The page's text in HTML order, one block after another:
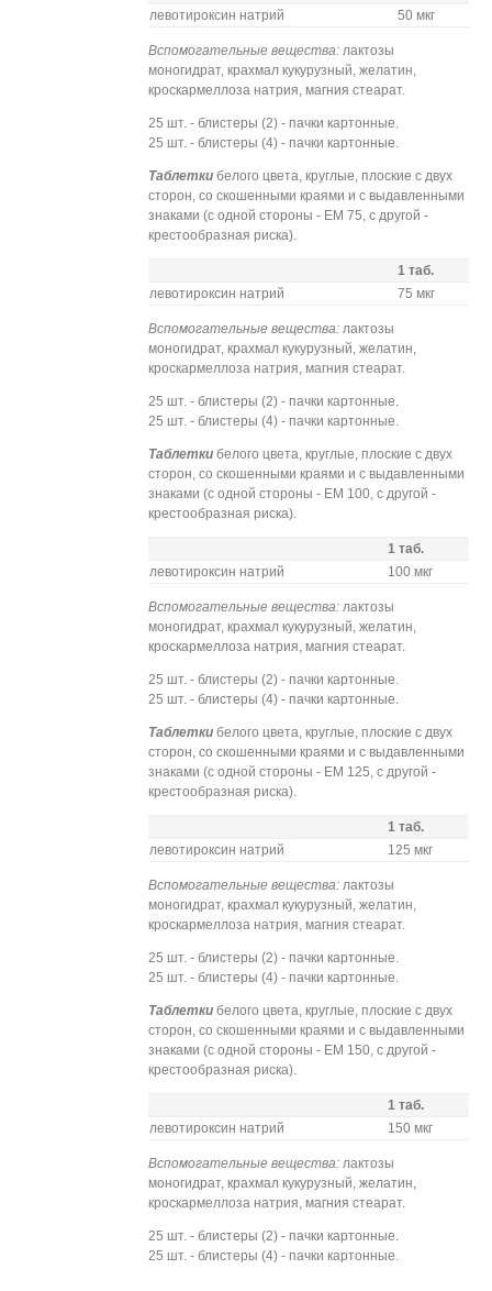
левотироксин натрий 50 мкг
Вспомогательные вещества: лактозы
моногидрат, крахмал кукурузный, желатин,
кроскармеллоза натрия, магния стеарат.
25 шт. - блистеры (2) - пачки картонные.
25 шт. - блистеры (4) - пачки картонные.
Таблеткибелого цвета, круглые, плоские с двух
сторон, со скошенными краями и с выдавленными
знаками (с одной стороны - ЕМ 75, с другой -
крестообразная риска).
1 таб.
левотироксин натрий
75 мкг
Вспомогательные вещества: лактозы
моногидрат, крахмал кукурузный, желатин,
кроскармеллоза натрия, магния стеарат.
25 шт. - блистеры (2) - пачки картонные.
25 шт. - блистеры (4) - пачки картонные.
Таблеткибелого цвета, круглые, плоские с двух
сторон, со скошенными краями и с выдавленными
знаками (с одной стороны - ЕМ 100, с другой -
крестообразная риска).
1 таб.
левотироксин натрий
100 мкг
Вспомогательные вещества: лактозы
моногидрат, крахмал кукурузный, желатин,
кроскармеллоза натрия, магния стеарат.
25 шт. - блистеры (2) - пачки картонные.
25 шт. - блистеры (4) - пачки картонные.
Таблеткибелого цвета, круглые, плоские с двух
сторон, со скошенными краями и с выдавленными
знаками (с одной стороны - ЕМ 125, с другой -
крестообразная риска).
1 таб.
левотироксин натрий
125 мкг
Вспомогательные вещества: лактозы
моногидрат, крахмал кукурузный, желатин,
кроскармеллоза натрия, магния стеарат.
25 шт. - блистеры (2) - пачки картонные.
25 шт. - блистеры (4) - пачки картонные.
Таблеткибелого цвета, круглые, плоские с двух
сторон, со скошенными краями и с выдавленными
знаками (с одной стороны - ЕМ 150, с другой -
крестообразная риска).
1 таб.
левотироксин натрий
150 мкг
Вспомогательные вещества: лактозы
моногидрат, крахмал кукурузный, желатин,
кроскармеллоза натрия, магния стеарат.
25 шт. - блистеры (2) - пачки картонные.
25 шт. - блистеры (4) - пачки картонные.